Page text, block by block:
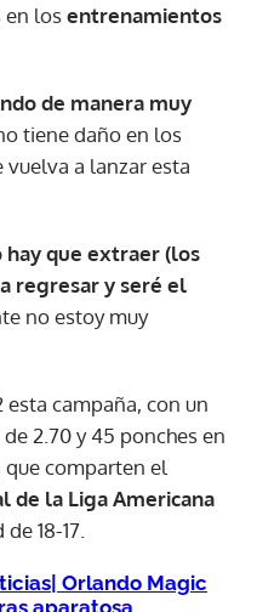
en losentrenamientos
de manera muy
tiene daño en los
a lanzar esta
hay que extraer (los
regresar y seré el
no estoy muy
campaña, con un
2.70 y 45 ponches en
que comparten el
de la Liga Americana
18-17.
Orlando Magic
aparatosa